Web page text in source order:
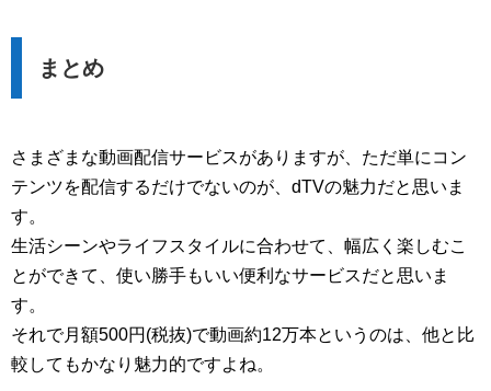
まとめ
さまざまな動画配信サービスがありますが、ただ単にコン
テンツを配信するだけでないのが、dTVの魅力だと思いま
す。
生活シーンやライフスタイルに合わせて、幅広く楽しむこ
とができて、使い勝手もいい便利なサービスだと思いま
す。
それで月額500円(税抜)で動画約12万本というのは、他と比
較してもかなり魅力的ですよね。